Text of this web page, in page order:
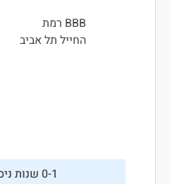
BBB רמת
החייל תל אביב
0-1 שנות ניסיון